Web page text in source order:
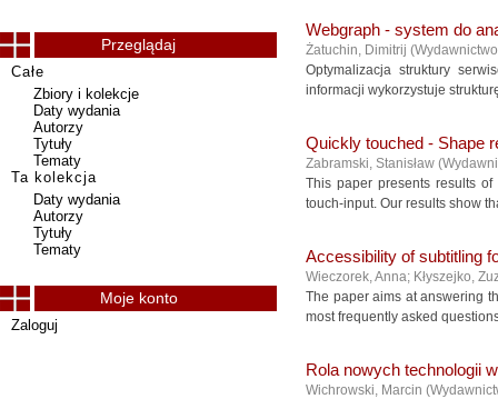
Webgraph - system do
Żatuchin, Dimitrij (
Optymalizacja struktury
informacji wykorzystuje
Quickly touched - Shape
Zabramski, Stanisław (
This paper presents results
touch-input. Our results show
Accessibility of subtitling
Wieczorek, Anna; Kłyszejko,
The paper aims at answering
most frequently asked
Rola nowych technologii
Wichrowski, Marcin (
Przeglądaj
Całe
Zbiory i kolekcje
Daty wydania
Autorzy
Tytuły
Tematy
Ta kolekcja
Daty wydania
Autorzy
Tytuły
Tematy
Moje konto
Zaloguj